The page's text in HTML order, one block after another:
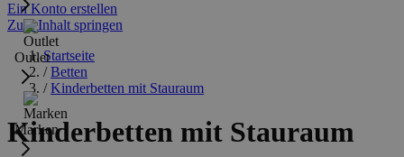
Outlet
Marken
Ein Konto erstellen
Zum Inhalt springen
Startseite
/ Betten
/ Kinderbetten mit Stauraum
Kinderbetten mit Stauraum